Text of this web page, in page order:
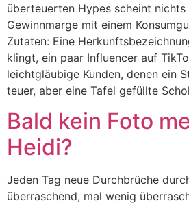
überteuerten Hypes scheint
Gewinnmarge mit einem
Zutaten: Eine
klingt, ein paar Influencer auf
leichtgläubige Kunden, denen ein
teuer, aber eine Tafel gefüllte
Bald kein Foto
Heidi?
Jeden Tag neue Durchbrüche
überraschend, mal wenig